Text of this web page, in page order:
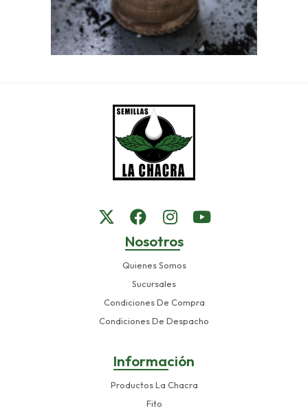
Nosotros
Quienes Somos
Sucursales
Condiciones De Compra
Condiciones De Despacho
Información
Productos La Chacra
Fito